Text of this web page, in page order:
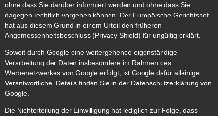
ohne dass Sie darüber informiert werden und ohne dass Sie
dagegen rechtlich vorgehen können. Der Europäische Gerichtshof
hat aus diesem Grund in einem Urteil den früheren
Angemessenheitsbeschluss (Privacy Shield) für ungültig erklärt.
Soweit durch Google eine weitergehende eigenständige
Verarbeitung der Daten insbesondere im Rahmen des
Werbenetzwerkes von Google erfolgt, ist Google dafür alleinige
Verantwortliche. Details finden Sie in der Datenschutzerklärung von
Google.
Die Nichterteilung der Einwilligung hat lediglich zur Folge, dass